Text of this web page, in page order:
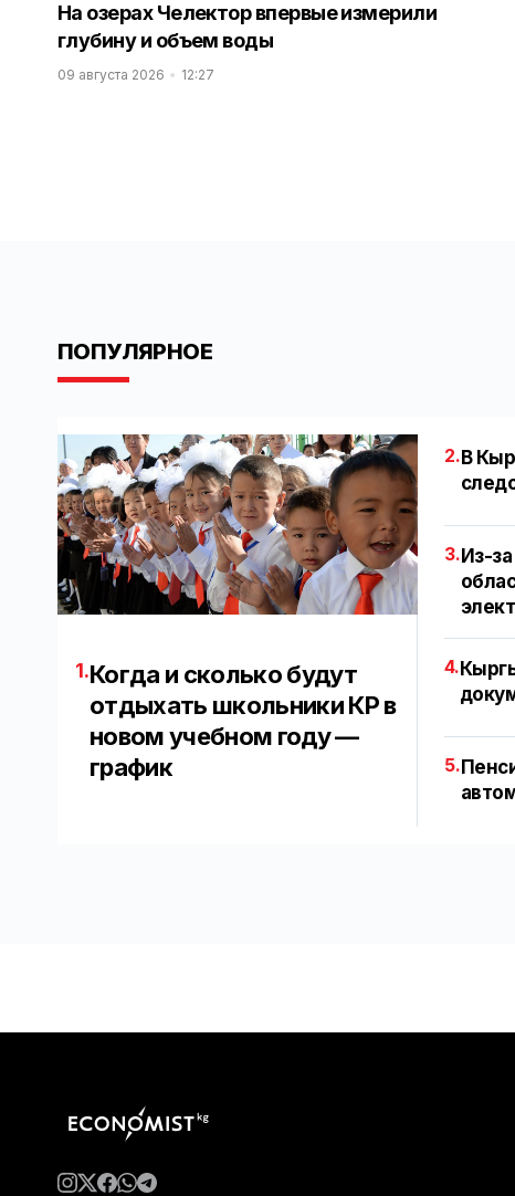
На озерах Челектор впервые измерили
глубину и объем воды
09 августа 2026 12:27
ПОПУЛЯРНОЕ
1.Когда и сколько будут
отдыхать школьники КР в
новом учебном году —
график
2. В
3.Из-
4.
5.